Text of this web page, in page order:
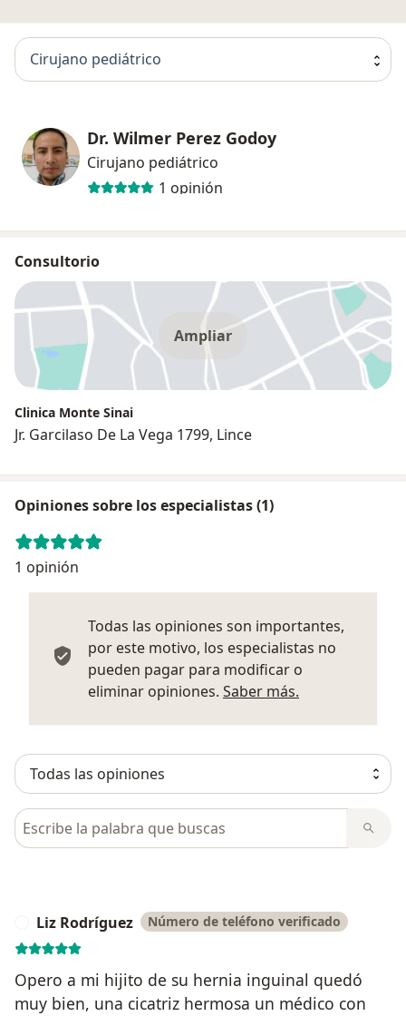
Cirujano pediátrico
Dr. Wilmer Perez Godoy
Cirujano pediátrico
1 opinión
Consultorio
Ampliar
Clinica Monte Sinai
Jr. Garcilaso De La Vega 1799, Lince
Opiniones sobre los especialistas (1)
1 opinión
Todas las opiniones son importantes,
por este motivo, los especialistas no
pueden pagar para modificar o
eliminar opiniones. Saber más.
Busca en opiniones
Liz Rodríguez Número de teléfono verificado
Opero a mi hijito de su hernia inguinal quedó
muy bien, una cicatriz hermosa un médico con